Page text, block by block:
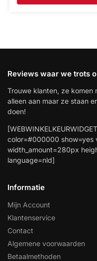
Reviews waar we trots
Trouwe klanten, ze komen
alleen aan maar ze staan
doen!
color=#000000 show=yes
width_amount=280px
language=nld]
Informatie
Mijn Account
Klantenservice
Contact
Algemene voorwaarden
Betaalmethoden